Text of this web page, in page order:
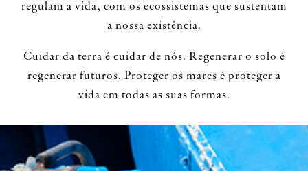
regulam a vida, com os ecossistemas que sustentam
a nossa existência.
Cuidar da terra é cuidar de nós. Regenerar o solo é
regenerar futuros. Proteger os mares é proteger a
vida em todas as suas formas.